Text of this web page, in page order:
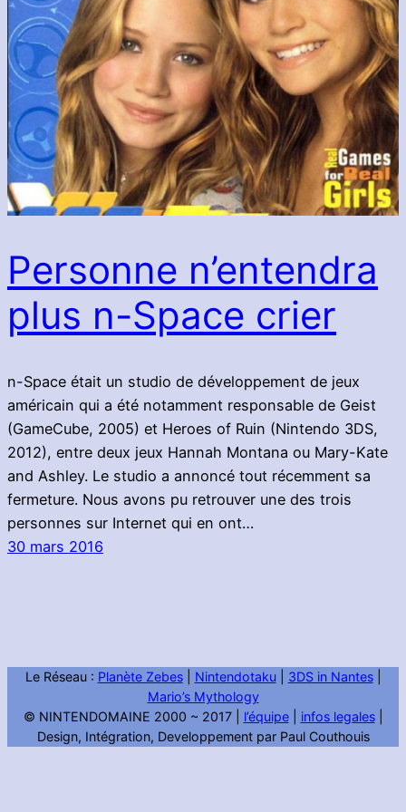
Personne n’entendra
plus n-Space crier
n-Space était un studio de développement de jeux
américain qui a été notamment responsable de Geist
(GameCube, 2005) et Heroes of Ruin (Nintendo 3DS,
2012), entre deux jeux Hannah Montana ou Mary-Kate
and Ashley. Le studio a annoncé tout récemment sa
fermeture. Nous avons pu retrouver une des trois
personnes sur Internet qui en ont…
30 mars 2016
Le Réseau : Planète Zebes| Nintendotaku| 3DS in Nantes|
Mario’s Mythology
© NINTENDOMAINE 2000 ~ 2017 | l’équipe| infos legales|
Design, Intégration, Developpement par Paul Couthouis